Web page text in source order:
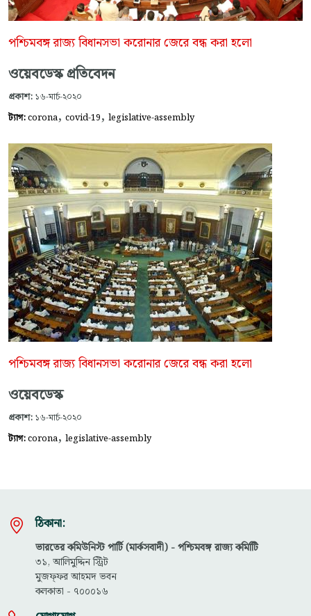
পশ্চিমবঙ্গ রাজ্য বিধানসভা করোনার জেরে বন্ধ করা হলো
ওয়েবডেস্ক প্রতিবেদন
প্রকাশ: ১৬-মার্চ-২০২০
ট্যাগ:corona, covid-19, legislative-assembly
পশ্চিমবঙ্গ রাজ্য বিধানসভা করোনার জেরে বন্ধ করা হলো
ওয়েবডেস্ক
প্রকাশ: ১৬-মার্চ-২০২০
ট্যাগ:corona, legislative-assembly
ঠিকানা:
ভারতের কমিউনিস্ট পার্টি (মার্কসবাদী) - পশ্চিমবঙ্গ রাজ্য কমিটিি
৩১, আলিমুদ্দিন স্ট্রিট
মুজফ্ফ‌র আহমদ ভবন
কলকাতা - ৭০০০১৬